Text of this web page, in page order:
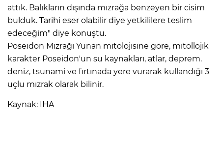
attık. Balıkların dışında mızrağa benzeyen bir cisim
bulduk. Tarihi eser olabilir diye yetkililere teslim
edeceğim" diye konuştu.
Poseidon Mızrağı Yunan mitolojisine göre, mitollojik
karakter Poseidon'un su kaynakları, atlar, deprem.
deniz, tsunami ve fırtınada yere vurarak kullandığı 3
uçlu mızrak olarak bilinir.
Kaynak: İHA